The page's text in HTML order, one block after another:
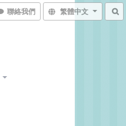
聯絡我們 繁體中文